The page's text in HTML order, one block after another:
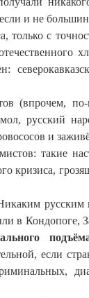
и не
только с
(впрочем,
русский
и
такие
кризиса,
в Кондопоге,
если